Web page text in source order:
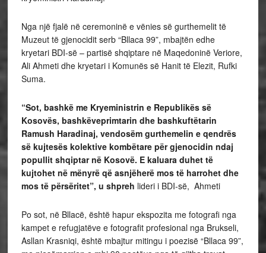
Nga një fjalë në ceremoninë e vënies së gurthemelit të
Muzeut të gjenocidit serb “Bllaca 99”, mbajtën edhe
kryetari BDI-së – partisë shqiptare në Maqedoninë Veriore,
Ali Ahmeti dhe kryetari i Komunës së Hanit të Elezit, Rufki
Suma.
“Sot, bashkë me Kryeministrin e Republikës së
Kosovës, bashkëveprimtarin dhe bashkuftëtarin
Ramush Haradinaj, vendosëm gurthemelin e qendrës
së kujtesës kolektive kombëtare për gjenocidin ndaj
popullit shqiptar në Kosovë. E kaluara duhet të
kujtohet në mënyrë që asnjëherë mos të harrohet dhe
mos të përsëritet”, u shpreh lideri i BDI-së, Ahmeti
Po sot, në Bllacë, është hapur ekspozita me fotografi nga
kampet e refugjatëve e fotografit profesional nga Brukseli,
Asllan Krasniqi, është mbajtur mitingu i poezisë “Bllaca 99”,